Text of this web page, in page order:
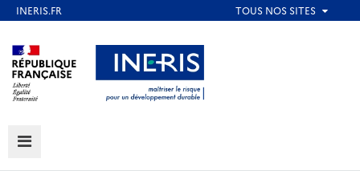
au
contenu
principal
Aller au contenu Aller au menu
Aller au pied de page
MENU